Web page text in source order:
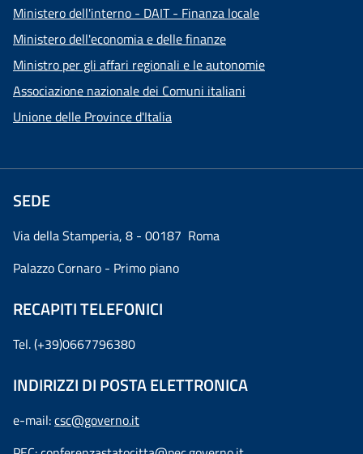
Ministero dell'interno - DAIT - Finanza locale
Ministero dell'economia e delle finanze
Ministro per gli affari regionali e le autonomie
Associazione nazionale dei Comuni italiani
Unione delle Province d'Italia
SEDE
Via della Stamperia, 8 - 00187 Roma
Palazzo Cornaro - Primo piano
RECAPITI TELEFONICI
Tel. (+39)0667796380
INDIRIZZI DI POSTA ELETTRONICA
e-mail:csc@governo.it